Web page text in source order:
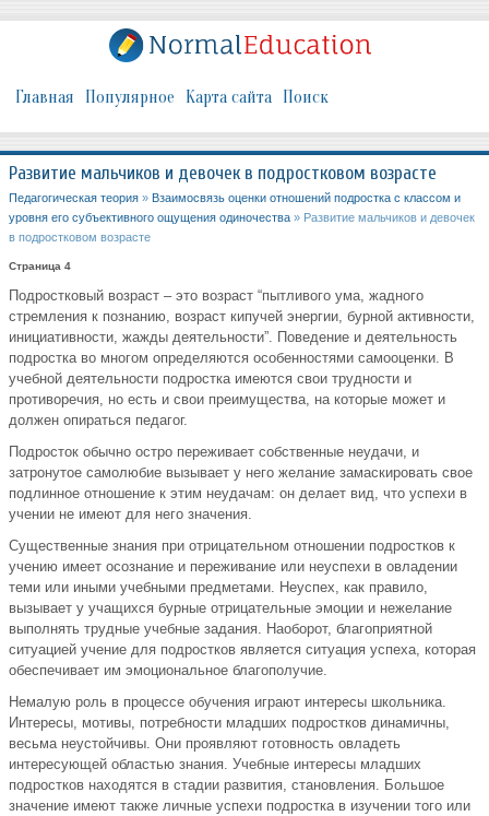
Главная Популярное Карта сайта Поиск
Развитие мальчиков и девочек в подростковом возрасте
Педагогическая теория » Взаимосвязь оценки отношений подростка с классом и
уровня его субъективного ощущения одиночества » Развитие мальчиков и девочек
в подростковом возрасте
Страница 4
Подростковый возраст – это возраст “пытливого ума, жадного
стремления к познанию, возраст кипучей энергии, бурной активности,
инициативности, жажды деятельности”. Поведение и деятельность
подростка во многом определяются особенностями самооценки. В
учебной деятельности подростка имеются свои трудности и
противоречия, но есть и свои преимущества, на которые может и
должен опираться педагог.
Подросток обычно остро переживает собственные неудачи, и
затронутое самолюбие вызывает у него желание замаскировать свое
подлинное отношение к этим неудачам: он делает вид, что успехи в
учении не имеют для него значения.
Существенные знания при отрицательном отношении подростков к
учению имеет осознание и переживание или неуспехи в овладении
теми или иными учебными предметами. Неуспех, как правило,
вызывает у учащихся бурные отрицательные эмоции и нежелание
выполнять трудные учебные задания. Наоборот, благоприятной
ситуацией учение для подростков является ситуация успеха, которая
обеспечивает им эмоциональное благополучие.
Немалую роль в процессе обучения играют интересы школьника.
Интересы, мотивы, потребности младших подростков динамичны,
весьма неустойчивы. Они проявляют готовность овладеть
интересующей областью знания. Учебные интересы младших
подростков находятся в стадии развития, становления. Большое
значение имеют также личные успехи подростка в изучении того или